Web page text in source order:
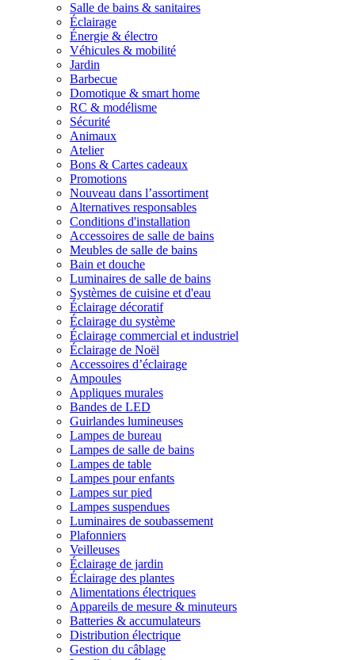
Salle de bains & sanitaires
Éclairage
Énergie & électro
Véhicules & mobilité
Jardin
Barbecue
Domotique & smart home
RC & modélisme
Sécurité
Animaux
Atelier
Bons & Cartes cadeaux
Promotions
Nouveau dans l’assortiment
Alternatives responsables
Conditions d'installation
Accessoires de salle de bains
Meubles de salle de bains
Bain et douche
Luminaires de salle de bains
Systèmes de cuisine et d'eau
Éclairage décoratif
Éclairage du système
Éclairage commercial et industriel
Éclairage de Noël
Accessoires d’éclairage
Ampoules
Appliques murales
Bandes de LED
Guirlandes lumineuses
Lampes de bureau
Lampes de salle de bains
Lampes de table
Lampes pour enfants
Lampes sur pied
Lampes suspendues
Luminaires de soubassement
Plafonniers
Veilleuses
Éclairage de jardin
Éclairage des plantes
Alimentations électriques
Appareils de mesure & minuteurs
Batteries & accumulateurs
Distribution électrique
Gestion du câblage